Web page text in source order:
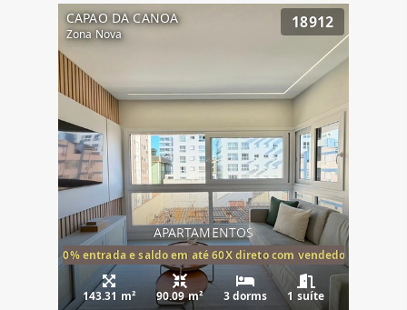
CAPAO DA CANOA
Zona Nova
18912
APARTAMENTOS
20% entrada e saldo em até 60X direto com vendedor
143.31 m² 90.09 m² 3 dorms 1 suíte